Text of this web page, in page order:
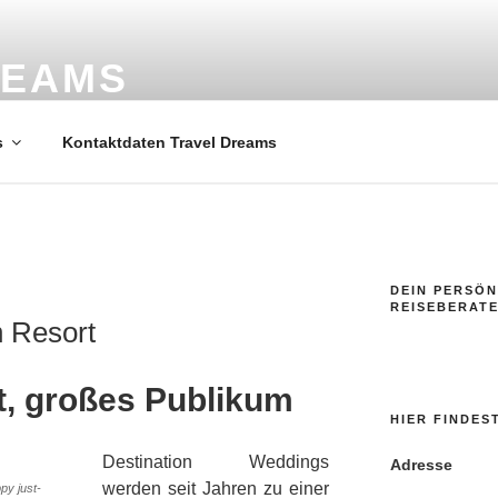
Kontaktdaten Travel Dreams
Resort
großes Publikum
just-
Destination Weddings
werden seit Jahren zu einer
DEIN
HIER
Adresse